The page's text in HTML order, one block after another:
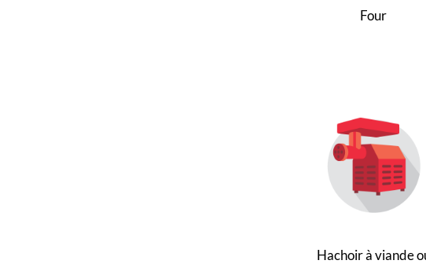
Four
Hachoir à viande